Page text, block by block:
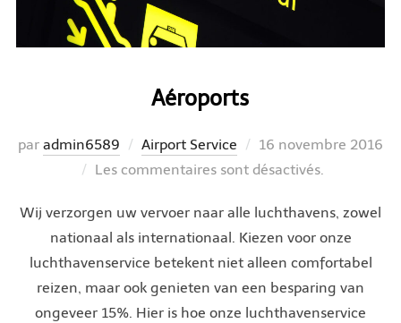
Aéroports
par admin6589 Airport Service
Publié
le
16 novembre 2016
Les commentaires sont désactivés.
Wij verzorgen uw vervoer naar alle luchthavens, zowel
nationaal als internationaal. Kiezen voor onze
luchthavenservice betekent niet alleen comfortabel
reizen, maar ook genieten van een besparing van
ongeveer 15%. Hier is hoe onze luchthavenservice